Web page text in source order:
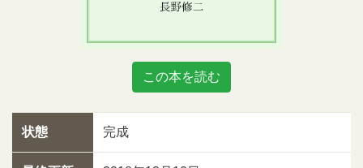
この本を読む
状態 完成